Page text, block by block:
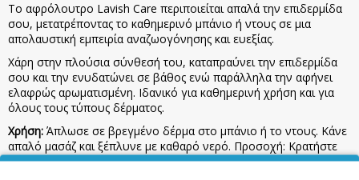
Το αφρόλουτρο Lavish Care περιποιείται απαλά την επιδερμίδα
σου, μετατρέποντας το καθημερινό μπάνιο ή ντους σε μια
απολαυστική εμπειρία αναζωογόνησης και ευεξίας.
Χάρη στην πλούσια σύνθεσή του, καταπραύνει την επιδερμίδα
σου και την ενυδατώνει σε βάθος ενώ παράλληλα την αφήνει
ελαφρώς αρωματισμένη. Ιδανικό για καθημερινή χρήση και για
όλους τους τύπους δέρματος.
Χρήση: Άπλωσε σε βρεγμένο δέρμα στο μπάνιο ή το ντους. Κάνε
απαλό μασάζ και ξέπλυνε με καθαρό νερό. Προσοχή: Κρατήστε
το προϊόν μακριά από παιδιά. Σε περίπτωση επαφής με τα μάτια,